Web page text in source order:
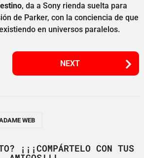
, da a Sony rienda suelta para
de Parker, con la conciencia de que
en universos paralelos.
NEXT
WEB
¡¡¡COMPÁRTELO CON TUS